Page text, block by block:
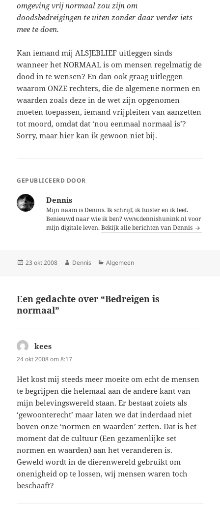
omgeving vrij normaal zou zijn om
doodsbedreigingen te uiten zonder daar verder iets
mee te doen.
Kan iemand mij ALSJEBLIEF uitleggen sinds
wanneer het NORMAAL is om mensen regelmatig de
dood in te wensen? En dan ook graag uitleggen
waarom ONZE rechters, die de algemene normen en
waarden zoals deze in de wet zijn opgenomen
moeten toepassen, iemand vrijpleiten van aanzetten
tot moord, omdat dat ‘nou eenmaal normaal is’?
Sorry, maar hier kan ik gewoon niet bij.
GEPUBLICEERD DOOR
Dennis
Mijn naam is Dennis. Ik schrijf, ik luister en ik leef.
Benieuwd naar wie ik ben? www.dennishunink.nl voor
mijn digitale leven.Bekijk alle berichten van Dennis
Geplaatst
23 okt 2008 Auteur
Dennis Categorieën
Algemeen
Een gedachte over “Bedreigen is
normaal”
kees
24 okt 2008 om 8:17
Het kost mij steeds meer moeite om echt de mensen
te begrijpen die helemaal aan de andere kant van
mijn belevingswereld staan. Er bestaat zoiets als
‘gewoonterecht’ maar laten we dat inderdaad niet
boven onze ‘normen en waarden’ zetten. Dat is het
moment dat de cultuur (Een gezamenlijke set
normen en waarden) aan het veranderen is.
Geweld wordt in de dierenwereld gebruikt om
onenigheid op te lossen, wij mensen waren toch
beschaaft?